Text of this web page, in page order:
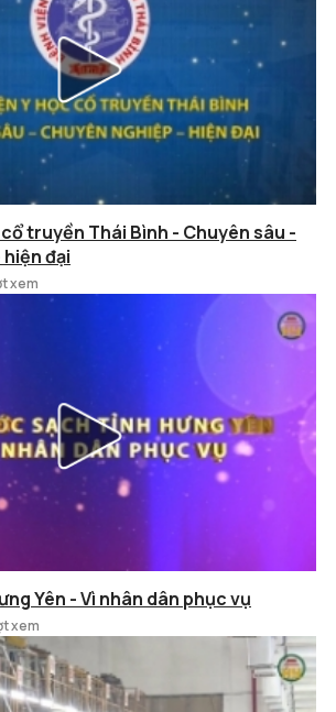
truyền Thái Bình - Chuyên sâu -
đại
xem
Yên - Vì nhân dân phục vụ
xem